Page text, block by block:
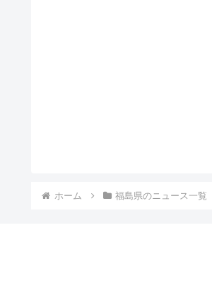
ホーム 福島県のニュース一覧